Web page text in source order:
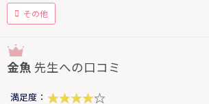
その他
金魚 先生への口コミ
満足度：